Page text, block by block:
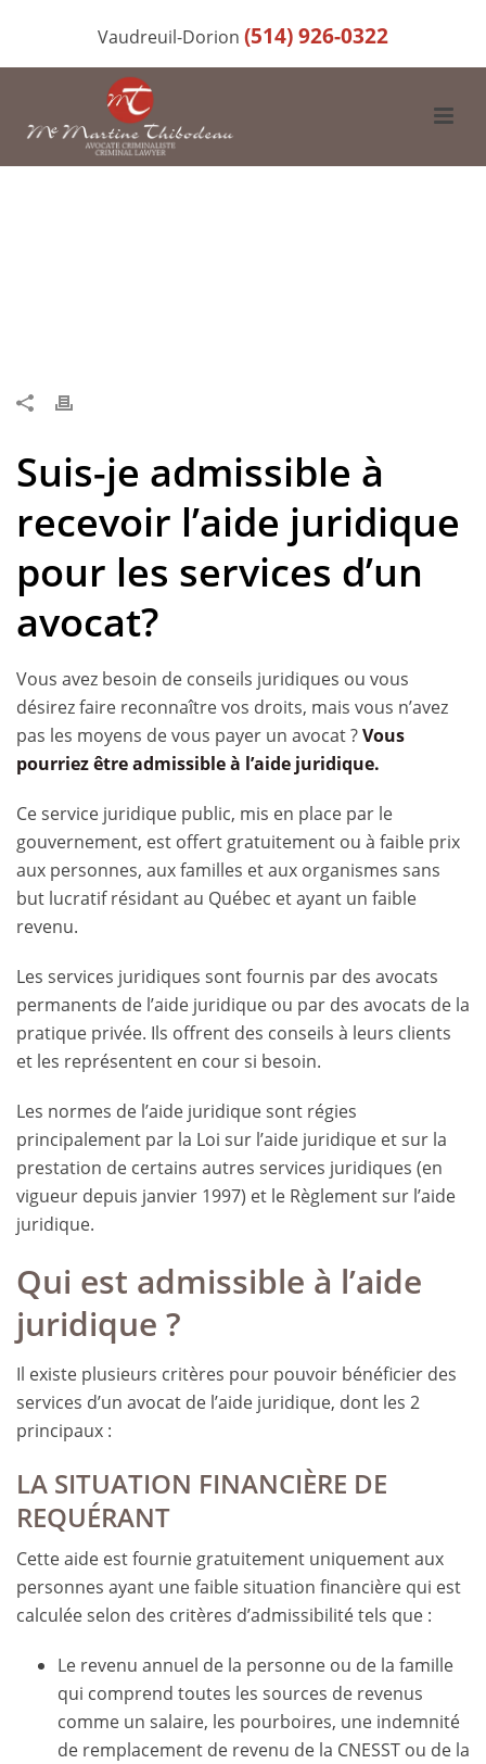
Vaudreuil-Dorion (514) 926-0322
Suis-je admissible à
recevoir l’aide juridique
pour les services d’un
avocat?
Vous avez besoin de conseils juridiques ou vous
désirez faire reconnaître vos droits, mais vous n’avez
pas les moyens de vous payer un avocat ?Vous
pourriez être admissible à l’aide juridique.
Ce service juridique public, mis en place par le
gouvernement, est offert gratuitement ou à faible prix
aux personnes, aux familles et aux organismes sans
but lucratif résidant au Québec et ayant un faible
revenu.
Les services juridiques sont fournis par des avocats
permanents de l’aide juridique ou par des avocats de la
pratique privée. Ils offrent des conseils à leurs clients
et les représentent en cour si besoin.
Les normes de l’aide juridique sont régies
principalement par la Loi sur l’aide juridique et sur la
prestation de certains autres services juridiques (en
vigueur depuis janvier 1997) et le Règlement sur l’aide
juridique.
Qui est admissible à l’aide
juridique ?
Il existe plusieurs critères pour pouvoir bénéficier des
services d’un avocat de l’aide juridique, dont les 2
principaux :
LA SITUATION FINANCIÈRE DE
REQUÉRANT
Cette aide est fournie gratuitement uniquement aux
personnes ayant une faible situation financière qui est
calculée selon des critères d’admissibilité tels que :
Le revenu annuel de la personne ou de la famille
qui comprend toutes les sources de revenus
comme un salaire, les pourboires, une indemnité
de remplacement de revenu de la CNESST ou de la